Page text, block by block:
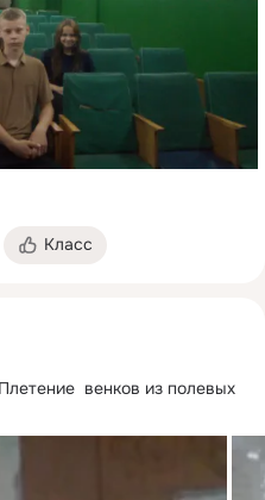
Класс
венков из полевых